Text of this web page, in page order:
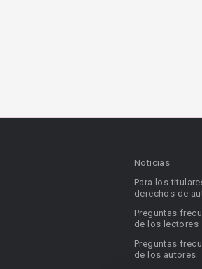
Noticias
Para los
derechos de
Preguntas
de los lectores
Preguntas
de los autores